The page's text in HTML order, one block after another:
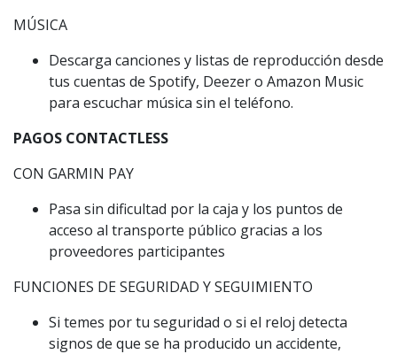
MÚSICA
Descarga canciones y listas de reproducción desde
tus cuentas de Spotify, Deezer o Amazon Music
para escuchar música sin el teléfono.
PAGOS CONTACTLESS
CON GARMIN PAY
Pasa sin dificultad por la caja y los puntos de
acceso al transporte público gracias a los
proveedores participantes
FUNCIONES DE SEGURIDAD Y SEGUIMIENTO
Si temes por tu seguridad o si el reloj detecta
signos de que se ha producido un accidente,